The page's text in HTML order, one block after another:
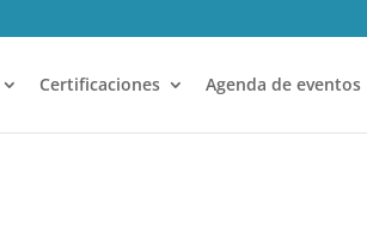
Certificaciones Agenda de eventos